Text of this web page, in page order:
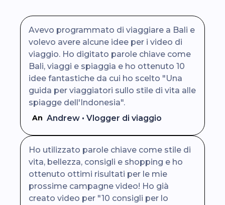
Avevo programmato di viaggiare a Bali e
volevo avere alcune idee per i video di
viaggio. Ho digitato parole chiave come
Bali, viaggi e spiaggia e ho ottenuto 10
idee fantastiche da cui ho scelto "Una
guida per viaggiatori sullo stile di vita alle
spiagge dell'Indonesia".
An Andrew • Vlogger di viaggio
Ho utilizzato parole chiave come stile di
vita, bellezza, consigli e shopping e ho
ottenuto ottimi risultati per le mie
prossime campagne video! Ho già
creato video per "10 consigli per lo